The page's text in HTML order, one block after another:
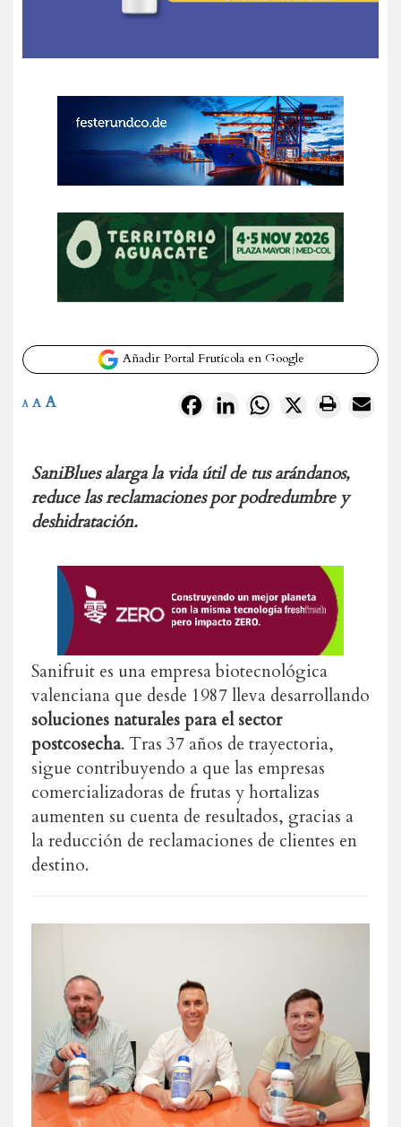
Añadir Portal Frutícola en Google
FacebookLinkedInWhatsApp
X
A A A
SaniBlues alarga la vida útil de tus arándanos,
reduce las reclamaciones por podredumbre y
deshidratación.
Sanifruit es una empresa biotecnológica
valenciana que desde 1987 lleva desarrollando
soluciones naturales para el sector
postcosecha. Tras 37 años de trayectoria,
sigue contribuyendo a que las empresas
comercializadoras de frutas y hortalizas
aumenten su cuenta de resultados, gracias a
la reducción de reclamaciones de clientes en
destino.